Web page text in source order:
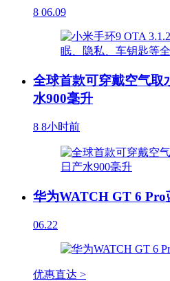
8 06.09
全球首款可穿戴空气取
水900毫升
8 8小时前
华为WATCH GT 6 Pro
06.22
优惠直达 >